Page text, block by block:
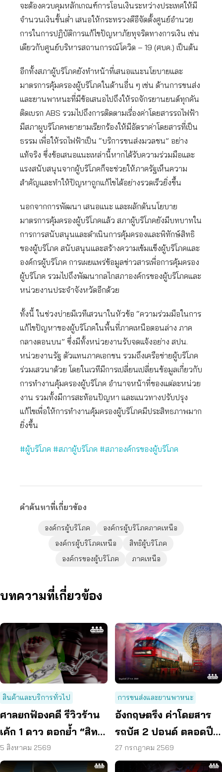
จะต้องควบคุมหลักเกณฑ์การโอนเงินระหว่างประเทศให้มี
จำนวนเงินขั้นต่ำ เสนอให้กระทรวงดีอีจัดตั้งศูนย์อำนวย
การในการปฏิบัติการแก้ไขปัญหาภัยทุจริตทางการเงิน เช่น
เดียวกับศูนย์บริหารสถานการณ์โควิด – 19 (ศบค.) เป็นต้น
อีกทั้งสภาผู้บริโภคยังทำหน้าที่เสนอแนะนโยบายและ
มาตรการคุ้มครองผู้บริโภคในด้านอื่น ๆ เช่น ด้านการขนส่ง
และยานพาหนะที่มีข้อเสนอไปถึงให้รถจักรยานยนต์ทุกคัน
ติดเบรก ABS รวมไปถึงการติดตามเรื่องค่าโดยสารรถไฟฟ้า
มีสภาผูบริโภคพยายามเรียกร้องให้มีอัตราค่าโดยสารที่เป็น
ธรรม เพื่อให้รถไฟฟ้าเป็น “บริการขนส่งมวลชน” อย่าง
แท้จริง ซึ่งข้อเสนอแนะเหล่านี้หากได้รับความร่วมมือและ
แรงสนับสนุนจากผู้บริโภคก็จะช่วยให้ภาครัฐเห็นความ
สำคัญและทำให้ปัญหาถูกแก้ไขได้อย่างรวดเร็วยิ่งขึ้น
นอกจากการพัฒนา เสนอแนะ และผลักดันนโยบาย
มาตรการคุ้มครองผู้บริโภคแล้ว สภาผู้บริโภคยังมีบทบาทใน
การการสนับสนุนและดำเนินการคุ้มครองและพิทักษ์สิทธิ
ของผู้บริโภค สนับสนุนและสร้างความเข้มแข็งผู้บริโภคและ
องค์กรผู้บริโภค การเผยแพร่ข้อมูลข่าวสารเพื่อการคุ้มครอง
ผู้บริโภค รวมไปถึงพัฒนากลไกสภาองค์กรของผู้บริโภคและ
หน่วยงานประจำจังหวัดอีกด้วย
ทั้งนี้ ในช่วงบ่ายมีเวทีเสวนาในหัวข้อ “ความร่วมมือในการ
แก้ไขปัญหาของผู้บริโภคในพื้นที่ภาคเหนือตอนล่าง ภาค
กลางตอนบน” ซึ่งมีทั้งหน่วยงานรับจดแจ้งอย่าง สปน.
หน่วยงานรัฐ ตัวแทนภาคเอกชน รวมถึงเครือข่ายผู้บริโภค
ร่วมเสวนาด้วย โดยในเวทีมีการเปลี่ยนเปลี่ยนข้อมูลเกี่ยวกับ
การทำงานคุ้มครองผู้บริโภค อำนาจหน้าที่ของแต่ละหน่วย
งาน รวมทั้งมีการสะท้อนปัญหา และแนวทางปรับปรุง
แก้ไขเพื่อให้การทำงานคุ้มครองผู้บริโภคมีประสิทธภาพมาก
ยิ่งขึ้น
#ผู้บริโภค #สภาผู้บริโภค #สภาองค์กรของผู้บริโภค
คำค้นหาที่เกี่ยวข้อง
องค์กรผู้บริโภค
องค์กรผู้บริโภคภาคเหนือ
องค์กรผู้บริโภคเหนือ
สิทธิผู้บริโภค
องค์กรของผู้บริโภค
ภาคเหนือ
บทความที่เกี่ยวข้อง
สินค้าและบริการทั่วไป
ศาลยกฟ้องคดี รีวิวร้าน
เค้ก 1 ดาว ตอกย้ำ “สิทธิ
ผู้บริโภค” แสดงความคิด
เห็นโดยสุจริต
5 สิงหาคม 2569
การขนส่งและยานพาหนะ
อังกฤษตรึง ค่าโดยสาร
รถบัส 2 ปอนด์ ตลอดปี
70 ลดค่าครองชีพ
27 กรกฎาคม 2569